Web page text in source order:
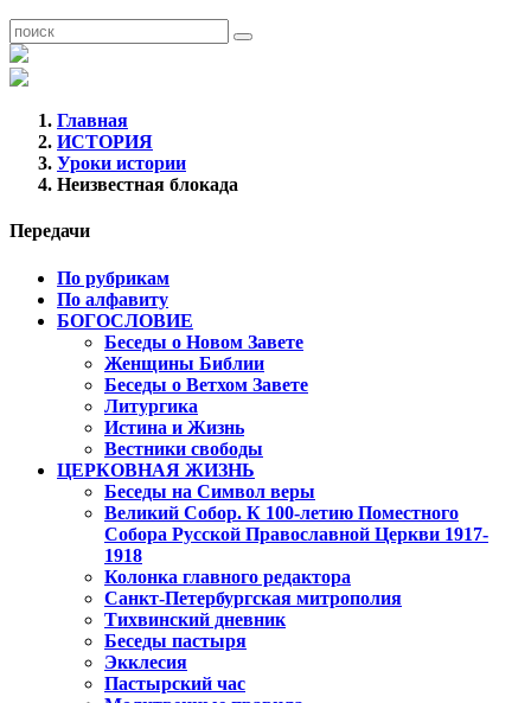
Главная
ИСТОРИЯ
Уроки истории
Неизвестная блокада
Передачи
По рубрикам
По алфавиту
БОГОСЛОВИЕ
Беседы о Новом Завете
Женщины Библии
Беседы о Ветхом Завете
Литургика
Истина и Жизнь
Вестники свободы
ЦЕРКОВНАЯ ЖИЗНЬ
Беседы на Символ веры
Великий Собор. К 100-летию Поместного
Собора Русской Православной Церкви 1917-
1918
Колонка главного редактора
Санкт-Петербургская митрополия
Тихвинский дневник
Беседы пастыря
Экклесия
Пастырский час